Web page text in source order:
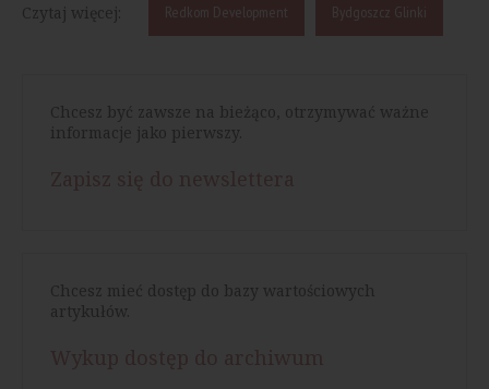
Czytaj więcej: Redkom Development Bydgoszcz Glinki
Chcesz być zawsze na bieżąco, otrzymywać ważne
informacje jako pierwszy.
Chcesz mieć dostęp do bazy wartościowych
artykułów.